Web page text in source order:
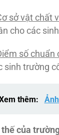
sở vật chất
cho các
số chuẩn
sinh trường
thêm:
thế của